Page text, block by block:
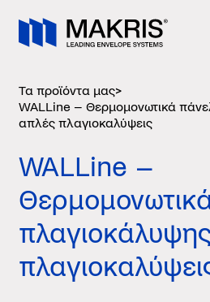
Τα προϊόντα μας>
WALLine – Θερμομονωτικά
απλές πλαγιοκαλύψεις
WALLine –